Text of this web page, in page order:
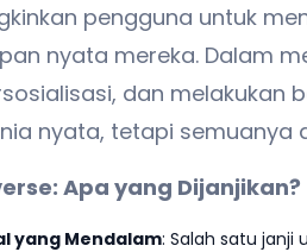
pengguna untuk
nyata mereka. Dalam
dan melakukan
nyata, tetapi semuanya
Apa yang Dijanjikan?
yang Mendalam: Salah satu